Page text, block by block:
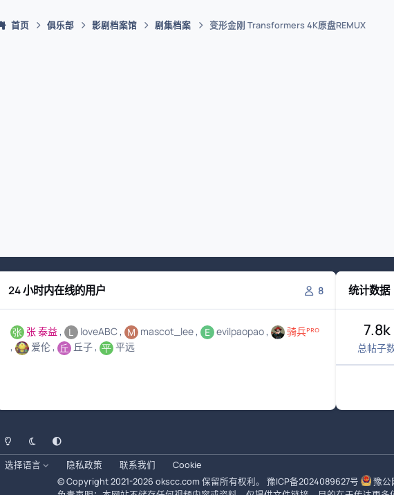
首页 俱乐部 影剧档案馆 剧集档案 变形金刚 Transformers 4K原盘REMUX
24 小时内在线的用户 8
张 泰益 loveABC mascot_lee evilpaopao
骑兵ᴾᴿᴼ
爱伦
丘子 平远
统计数据
7.8k
总帖子
浅色模式黑暗模式系统偏好
选择语言 隐私政策 联系我们
Cookie
© Copyright 2021-2026 okscc.com 保留所有权利。 豫ICP备2024089627号
豫公